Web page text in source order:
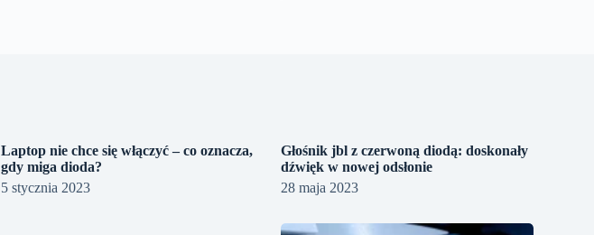
Laptop nie chce się włączyć – co oznacza,
gdy miga dioda?
5 stycznia 2023
Głośnik jbl z czerwoną diodą: doskonały
dźwięk w nowej odsłonie
28 maja 2023